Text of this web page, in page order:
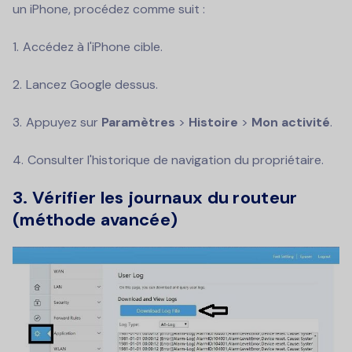
un iPhone, procédez comme suit :
Accédez à l'iPhone cible.
Lancez Google dessus.
Appuyez sur Paramètres > Histoire > Mon activité.
Consulter l'historique de navigation du propriétaire.
3. Vérifier les journaux du routeur
(méthode avancée)